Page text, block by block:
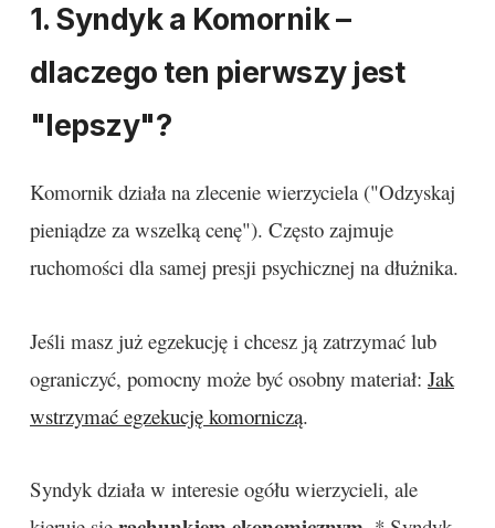
1. Syndyk a Komornik –
dlaczego ten pierwszy jest
"lepszy"?
Komornik działa na zlecenie wierzyciela ("Odzyskaj
pieniądze za wszelką cenę"). Często zajmuje
ruchomości dla samej presji psychicznej na dłużnika.
Jeśli masz już egzekucję i chcesz ją zatrzymać lub
ograniczyć, pomocny może być osobny materiał: Jak
wstrzymać egzekucję komorniczą.
Syndyk działa w interesie ogółu wierzycieli, ale